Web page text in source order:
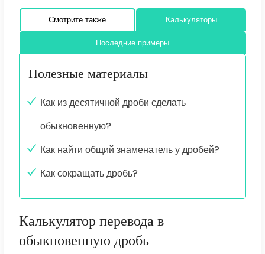
Смотрите также Калькуляторы
Последние примеры
Полезные материалы
Как из десятичной дроби сделать
обыкновенную?
Как найти общий знаменатель у дробей?
Как сокращать дробь?
Калькулятор перевода в
обыкновенную дробь